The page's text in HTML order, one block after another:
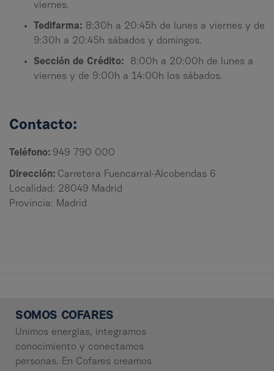
viernes.
Tedifarma: 8:30h a 20:45h de lunes a viernes y de
9:30h a 20:45h sábados y domingos.
Sección de Crédito: 8:00h a 20:00h de lunes a
viernes y de 9:00h a 14:00h los sábados.
Contacto:
Teléfono: 949 790 000
Dirección: Carretera Fuencarral-Alcobendas 6
Localidad: 28049 Madrid
Provincia: Madrid
SOMOS COFARES
Unimos energías, integramos
conocimiento y conectamos
personas. En Cofares creamos